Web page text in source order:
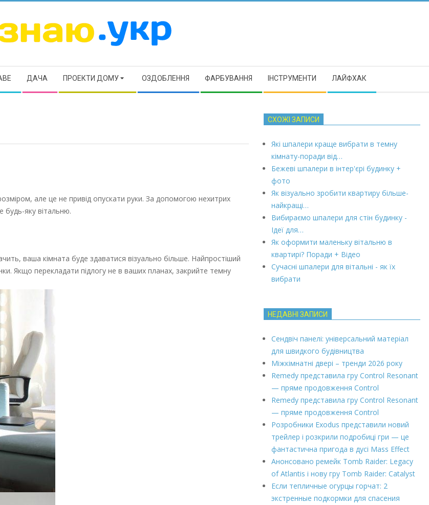
ДАЧА ПРОЕКТИ ДОМУ ОЗДОБЛЕННЯ ФАРБУВАННЯ ІНСТРУМЕНТИ ЛАЙФХАК
але це не привід опускати руки. За допомогою нехитрих
будь-яку вітальню.
ваша кімната буде здаватися візуально більше. Найпростіший
Якщо перекладати підлогу не в ваших планах, закрийте темну
СХОЖІ ЗАПИСИ
Які шпалери краще вибрати в темну
кімнату-поради від…
Бежеві шпалери в інтер'єрі будинку +
фото
Як візуально зробити квартиру більше-
найкращі…
Вибираємо шпалери для стін будинку -
Ідеї для…
Як оформити маленьку вітальню в
квартирі? Поради + Відео
Сучасні шпалери для вітальні - як їх
вибрати
НЕДАВНІ ЗАПИСИ
Сендвіч панелі: універсальний матеріал
для швидкого будівництва
Міжкімнатні двері – тренди 2026 року
Remedy представила гру Control Resonant
— пряме продовження Control
Remedy представила гру Control Resonant
— пряме продовження Control
Розробники Exodus представили новий
трейлер і розкрили подробиці гри — це
фантастична пригода в дусі Mass Effect
Анонсовано ремейк Tomb Raider: Legacy
of Atlantis і нову гру Tomb Raider: Catalyst
Если тепличные огурцы горчат: 2
экстренные подкормки для спасения